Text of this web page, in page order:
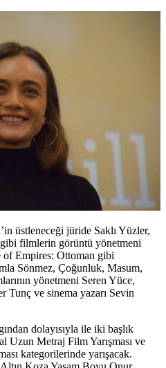
üstleneceği jüride Saklı Yüzler,
filmlerin görüntü yönetmeni
Empires: Ottoman gibi
Sönmez, Çoğunluk, Masum,
yönetmeni Seren Yüce,
Tunç ve sinema yazarı Sevin
dolayısıyla ile iki başlık
Uzun Metraj Film Yarışması ve
kategorilerinde yarışacak.